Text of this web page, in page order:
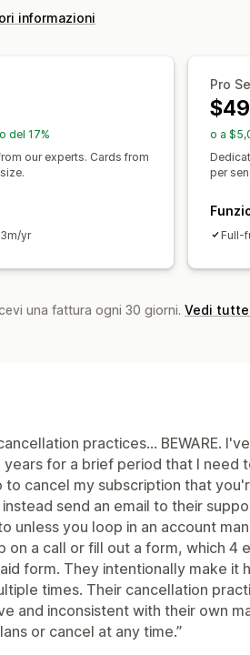
Monitoraggio delle performance
delle conversioni
Costo per
informazioni
del 17%
our experts. Cards from
yr
Pro
o a
per
Full-
una fattura ogni 30 giorni. Vedi
practices... BEWARE.
years for a brief period that I need
to cancel my subscription that
send an email to their
unless you loop in an account
on a call or fill out a form, which 4
form. They intentionally make it
times. Their cancellation
and inconsistent with their own
or cancel at any time.”